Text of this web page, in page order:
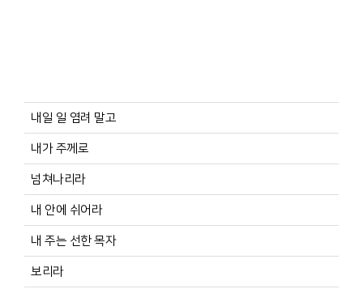
내일 일 염려 말고
내가 주께로
넘쳐나리라
내 안에 쉬어라
내 주는 선한 목자
보리라